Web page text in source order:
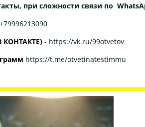
при сложности связи по
+79996213090
КОНТАКТЕ) - https://vk.ru/99otvetov
https://t.me/otvetinatestimmu